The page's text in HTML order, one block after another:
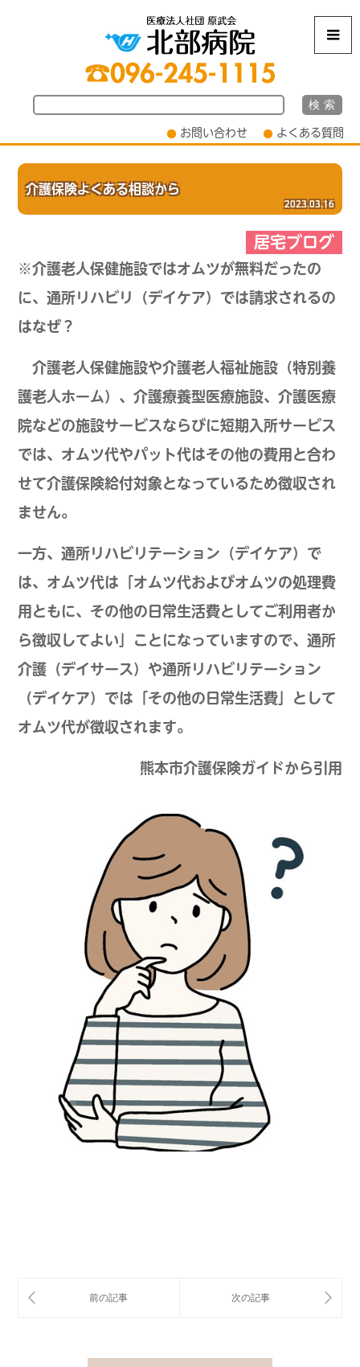
よくある質問
お問い合わせ
介護保険よくある相談から
2023.03.16
居宅ブログ
※介護老人保健施設ではオムツが無料だったの
に、通所リハビリ（デイケア）では請求されるの
はなぜ？
介護老人保健施設や介護老人福祉施設（特別養
護老人ホーム）、介護療養型医療施設、介護医療
院などの施設サービスならびに短期入所サービス
では、オムツ代やパット代はその他の費用と合わ
せて介護保険給付対象となっているため徴収され
ません。
一方、通所リハビリテーション（デイケア）で
は、オムツ代は「オムツ代およびオムツの処理費
用ともに、その他の日常生活費としてご利用者か
ら徴収してよい」ことになっていますので、通所
介護（デイサース）や通所リハビリテーション
（デイケア）では「その他の日常生活費」として
オムツ代が徴収されます。
熊本市介護保険ガイドから引用